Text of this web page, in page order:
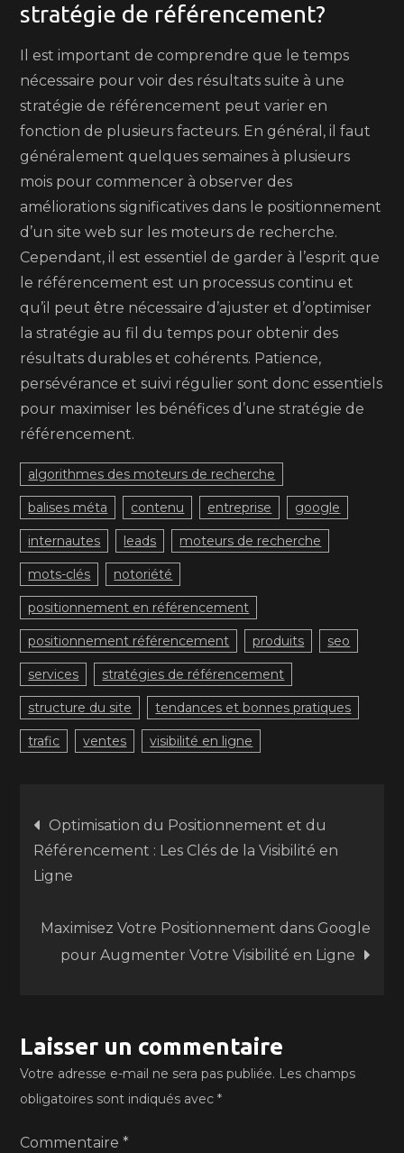
stratégie de référencement?
Il est important de comprendre que le temps
nécessaire pour voir des résultats suite à une
stratégie de référencement peut varier en
fonction de plusieurs facteurs. En général, il faut
généralement quelques semaines à plusieurs
mois pour commencer à observer des
améliorations significatives dans le positionnement
d’un site web sur les moteurs de recherche.
Cependant, il est essentiel de garder à l’esprit que
le référencement est un processus continu et
qu’il peut être nécessaire d’ajuster et d’optimiser
la stratégie au fil du temps pour obtenir des
résultats durables et cohérents. Patience,
persévérance et suivi régulier sont donc essentiels
pour maximiser les bénéfices d’une stratégie de
référencement.
algorithmes des moteurs de recherche
balises méta contenu entreprise google
internautes leads moteurs de recherche
mots-clés notoriété
positionnement en référencement
positionnement référencement produits seo
services stratégies de référencement
structure du site tendances et bonnes pratiques
trafic ventes visibilité en ligne
Navigation
de
l’article
Optimisation du Positionnement et du
Référencement : Les Clés de la Visibilité en
Ligne
Maximisez Votre Positionnement dans Google
pour Augmenter Votre Visibilité en Ligne
Laisser un commentaire
Votre adresse e-mail ne sera pas publiée. Les champs
obligatoires sont indiqués avec*
Commentaire*